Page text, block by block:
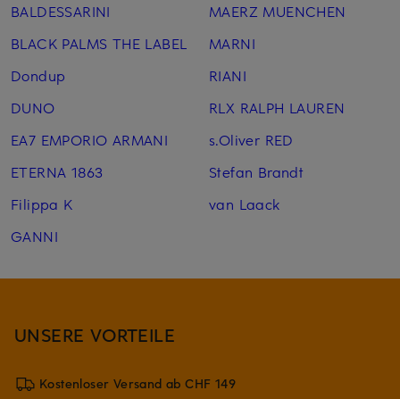
BALDESSARINI
BLACK PALMS THE LABEL
Dondup
DUNO
EA7 EMPORIO ARMANI
ETERNA 1863
Filippa K
GANNI
MAERZ MUENCHEN
MARNI
RIANI
RLX RALPH LAUREN
s.Oliver RED
Stefan Brandt
van Laack
UNSERE VORTEILE
Kostenloser Versand ab CHF 149